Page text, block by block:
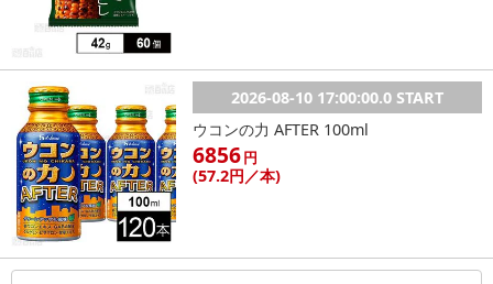
2026-08-10 17:00:00.0 START
ウコンの力 AFTER 100ml
6856円
(57.2円／本)